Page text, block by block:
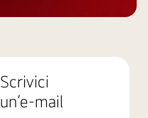
Scrivici
un’e-mail